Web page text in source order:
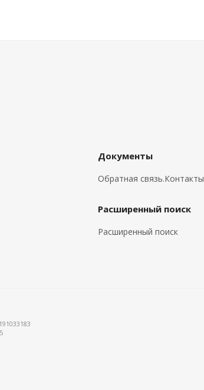
Документы
Обратная связь.Контакты
Расширенный поиск
Расширенный поиск